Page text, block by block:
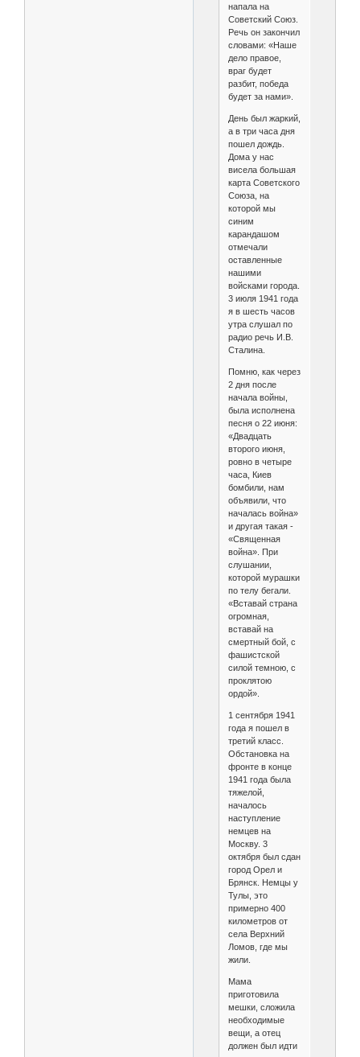
напала на
Советский Союз.
Речь он закончил
словами: «Наше
дело правое,
враг будет
разбит, победа
будет за нами».
День был жаркий,
а в три часа дня
пошел дождь.
Дома у нас
висела большая
карта Советского
Союза, на
которой мы
синим
карандашом
отмечали
оставленные
нашими
войсками города.
3 июля 1941 года
я в шесть часов
утра слушал по
радио речь И.В.
Сталина.
Помню, как через
2 дня после
начала войны,
была исполнена
песня о 22 июня:
«Двадцать
второго июня,
ровно в четыре
часа, Киев
бомбили, нам
объявили, что
началась война»
и другая такая -
«Священная
война». При
слушании,
которой мурашки
по телу бегали.
«Вставай страна
огромная,
вставай на
смертный бой, с
фашистской
силой темною, с
проклятою
ордой».
1 сентября 1941
года я пошел в
третий класс.
Обстановка на
фронте в конце
1941 года была
тяжелой,
началось
наступление
немцев на
Москву. 3
октября был сдан
город Орел и
Брянск. Немцы у
Тулы, это
примерно 400
километров от
села Верхний
Ломов, где мы
жили.
Мама
приготовила
мешки, сложила
необходимые
вещи, а отец
должен был идти